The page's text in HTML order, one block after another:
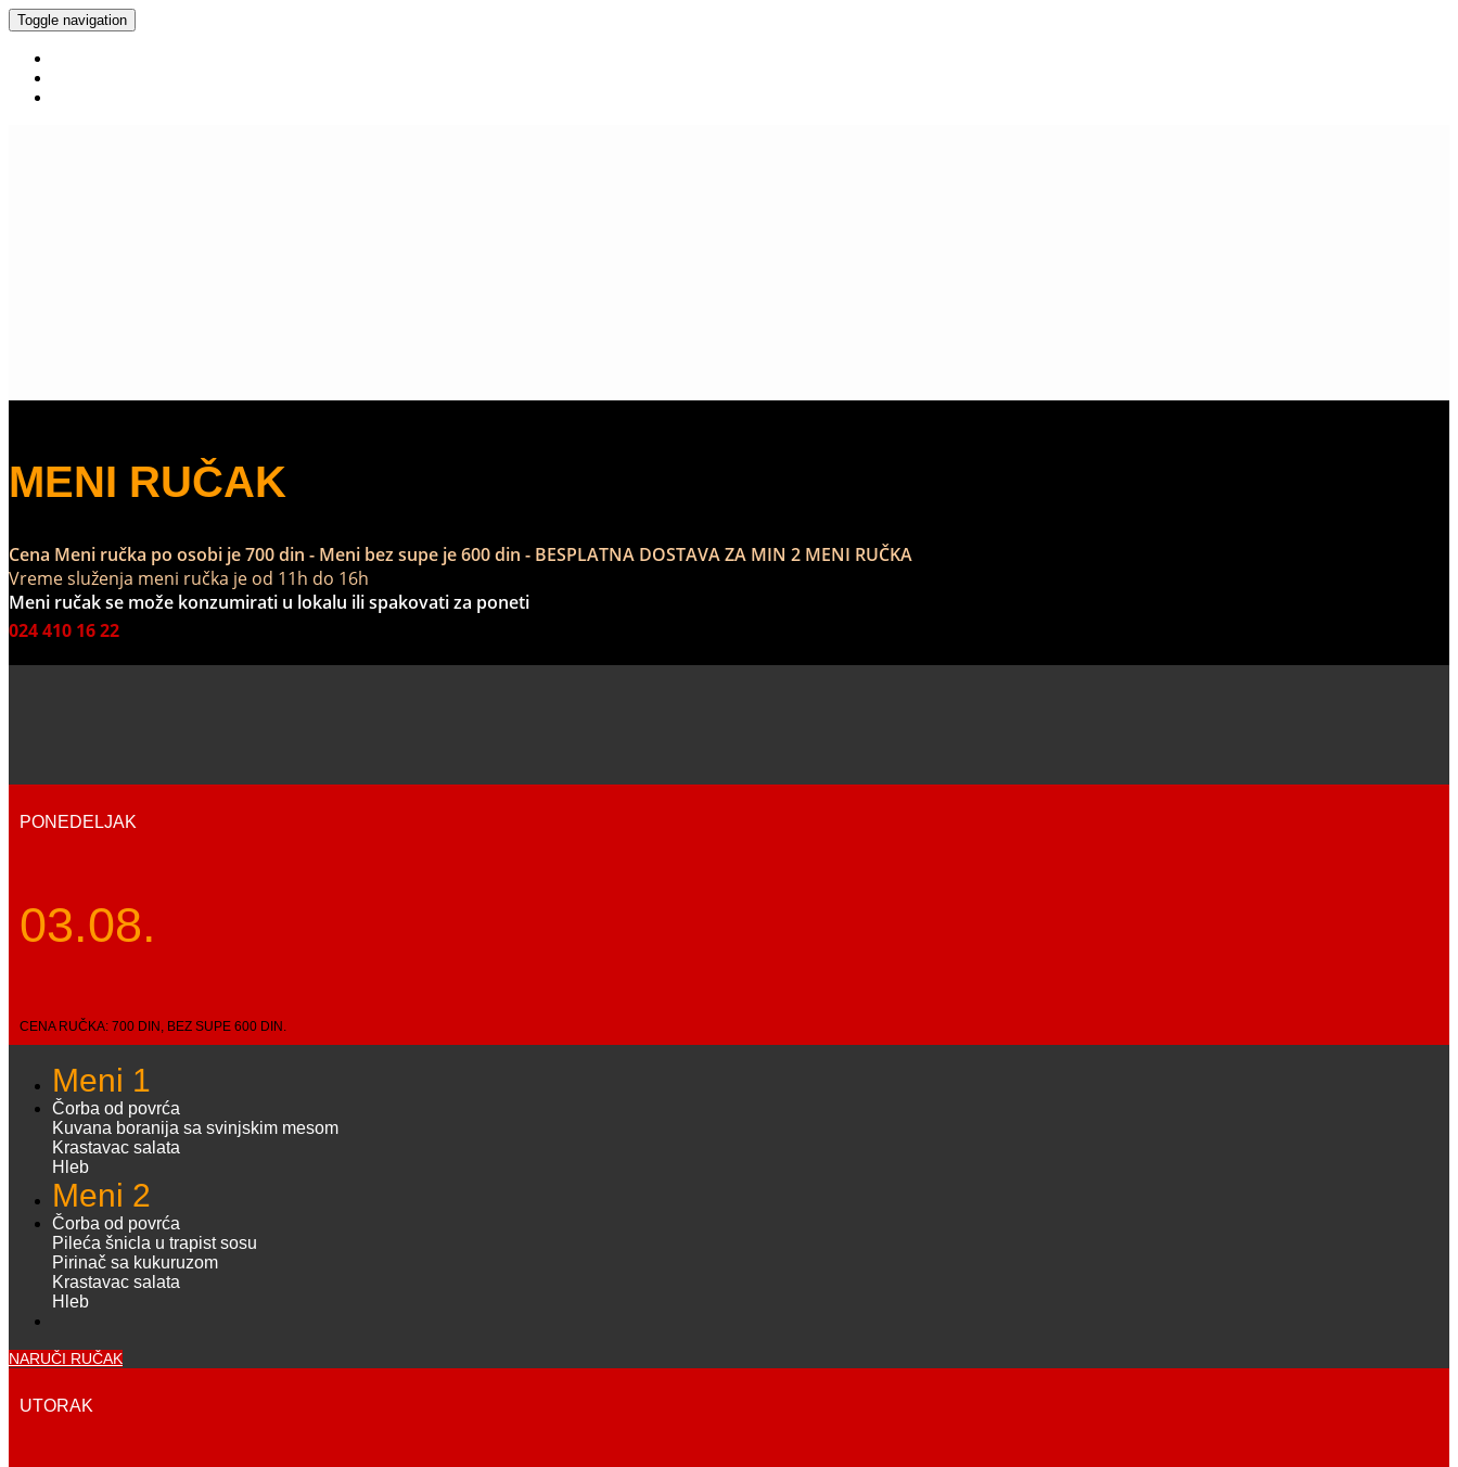
Toggle navigation
MENI RUČAK
Cena Meni ručka po osobi je 700 din - Meni bez supe je 600 din - BESPLATNA DOSTAVA ZA MIN 2 MENI RUČKA
Vreme služenja meni ručka je od 11h do 16h
Meni ručak se može konzumirati u lokalu ili spakovati za poneti
024 410 16 22
PONEDELJAK
03.08.
CENA RUČKA: 700 DIN, BEZ SUPE 600 DIN.
Meni 1
Čorba od povrća
Kuvana boranija sa svinjskim mesom
Krastavac salata
Hleb
Meni 2
Čorba od povrća
Pileća šnicla u trapist sosu
Pirinač sa kukuruzom
Krastavac salata
Hleb
NARUČI RUČAK
UTORAK